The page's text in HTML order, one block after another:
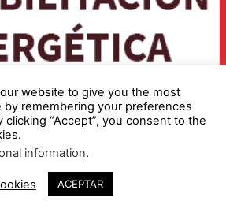
website to give you the most
by remembering your preferences
clicking “Accept”, you consent to the
information.
ACEPTAR